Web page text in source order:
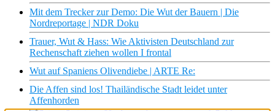
Mit dem Trecker zur Demo: Die Wut der Bauern | Die
Nordreportage | NDR Doku
Trauer, Wut & Hass: Wie Aktivisten Deutschland zur
Rechenschaft ziehen wollen I frontal
Wut auf Spaniens Olivendiebe | ARTE Re:
Die Affen sind los! Thailändische Stadt leidet unter
Affenhorden